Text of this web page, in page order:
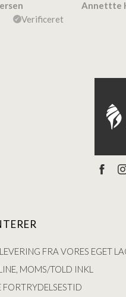
Verificeret
Annettte
FRA VORES EGET
MOMS/TOLD INKL